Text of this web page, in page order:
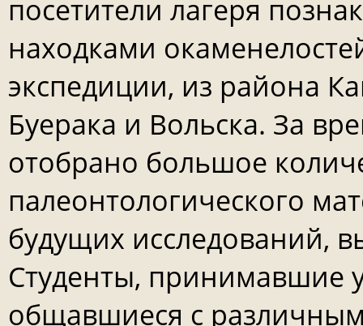
посетители лагеря
находками
экспедиции, из района
Буерака и Вольска. За
отобрано большое
палеонтологического
будущих исследований,
Студенты, принимавшие
общавшиеся с